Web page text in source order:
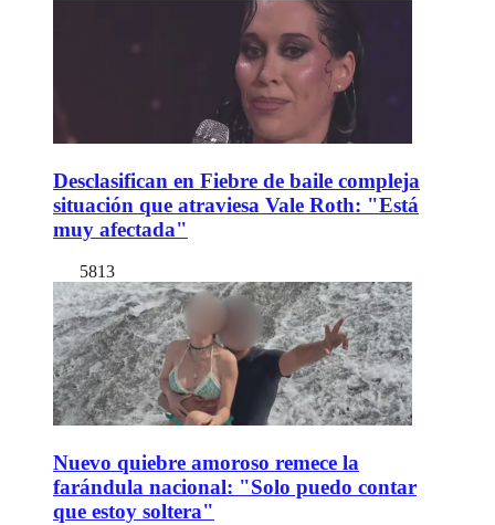
Desclasifican en Fiebre de baile compleja
situación que atraviesa Vale Roth: "Está
muy afectada"
5813
Nuevo quiebre amoroso remece la
farándula nacional: "Solo puedo contar
que estoy soltera"